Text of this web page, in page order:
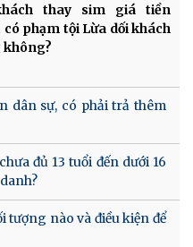
thay sim giá tiền
phạm tội Lừa dối khách
không?
dân sự, có phải trả thêm
đủ 13 tuổi đến dưới 16
tượng nào và điều kiện để